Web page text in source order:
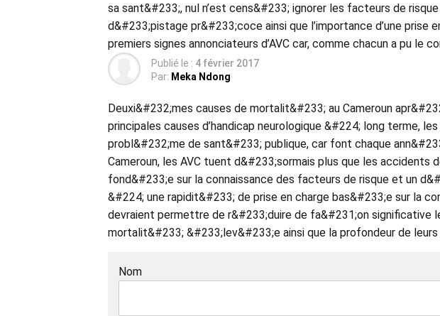
sa sant&#233;, nul n’est cens&#233; ignorer les facteurs de risque
d&#233;pistage pr&#233;coce ainsi que l’importance d’une prise
premiers signes annonciateurs d’AVC car, comme chacun a pu le
Publié le : 4 février 2017
Par: Meka Ndong
Deuxi&#232;mes causes de mortalit&#233; au Cameroun
principales causes d’handicap neurologique &#224; long terme,
probl&#232;me de sant&#233; publique, car font chaque
Cameroun, les AVC tuent d&#233;sormais plus que les accidents
fond&#233;e sur la connaissance des facteurs de risque et un
&#224; une rapidit&#233; de prise en charge bas&#233;e sur la
devraient permettre de r&#233;duire de fa&#231;on significative
mortalit&#233; &#233;lev&#233;e ainsi que la profondeur de
Nom